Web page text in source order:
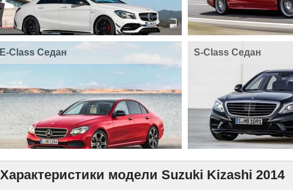
E-Class Седан S-Class Седан
Характеристики модели Suzuki Kizashi 2014